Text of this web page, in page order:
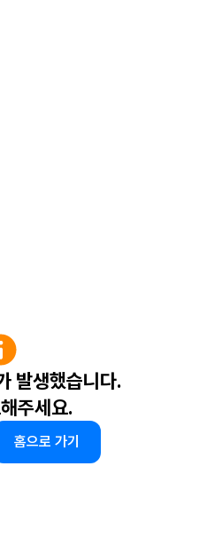
발생했습니다.
주세요.
홈으로 가기